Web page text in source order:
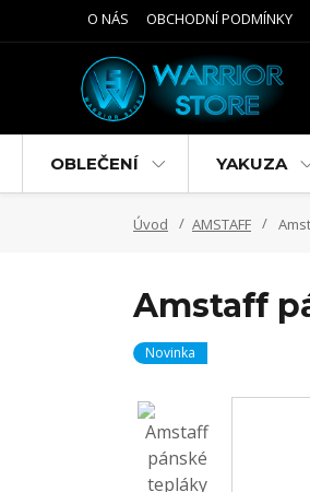
O NÁS OBCHODNÍ PODMÍNKY
OBLEČENÍ YAKUZA
Úvod AMSTAFF
Amstaff
Novinka